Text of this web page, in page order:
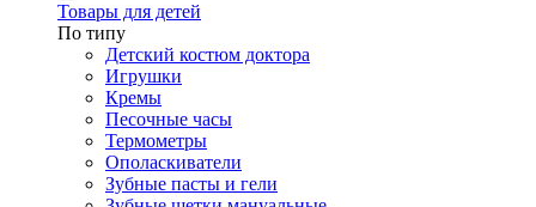
Товары для детей
По типу
Детский костюм доктора
Игрушки
Кремы
Песочные часы
Термометры
Ополаскиватели
Зубные пасты и гели